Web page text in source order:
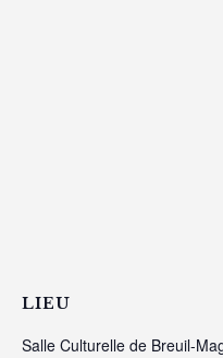
LIEU
Salle Culturelle de Breuil-